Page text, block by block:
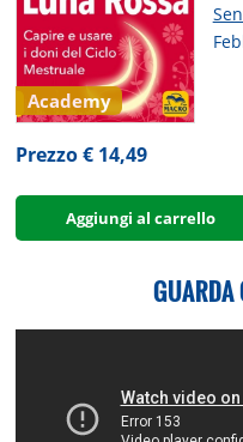
Academy
Prezzo € 14,49
Aggiungi al carrello
GUARDA